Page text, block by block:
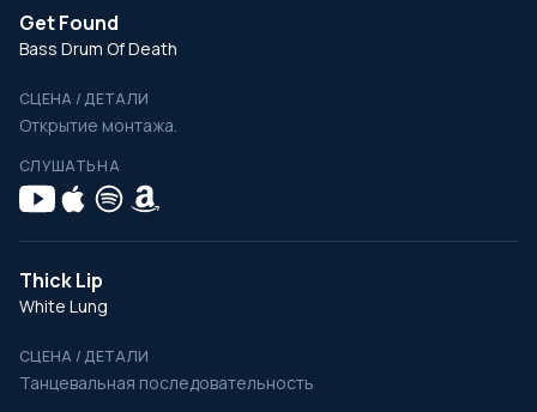
Get Found
Bass Drum Of Death
СЦЕНА / ДЕТАЛИ
Открытие монтажа.
СЛУШАТЬ НА
Thick Lip
White Lung
СЦЕНА / ДЕТАЛИ
Танцевальная последовательность